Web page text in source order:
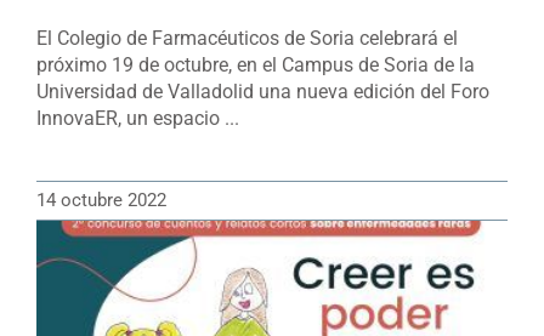
El Colegio de Farmacéuticos de Soria celebrará el
próximo 19 de octubre, en el Campus de Soria de la
Universidad de Valladolid una nueva edición del Foro
InnovaER, un espacio ...
14 octubre 2022